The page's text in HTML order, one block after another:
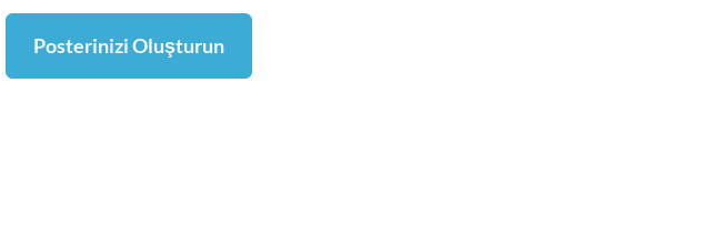
Posterinizi Oluşturun